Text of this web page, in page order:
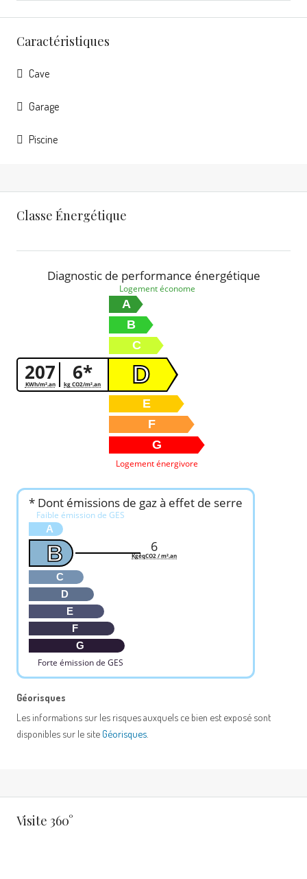
Caractéristiques
Cave
Garage
Piscine
Classe Énergétique
Diagnostic de performance énergétique
207
KWh/m².an 6*
kg CO2/m².an
Logement économe
A
B
C
D
E
F
G
Logement énergivore
* Dont émissions de gaz à effet de serre
Faible émission de GES
A
B
C
D
E
F
G
Forte émission de GES
6
KgéqCO2 / m².an
Géorisques
Les informations sur les risques auxquels ce bien est exposé sont
disponibles sur le site Géorisques
Visite 360°